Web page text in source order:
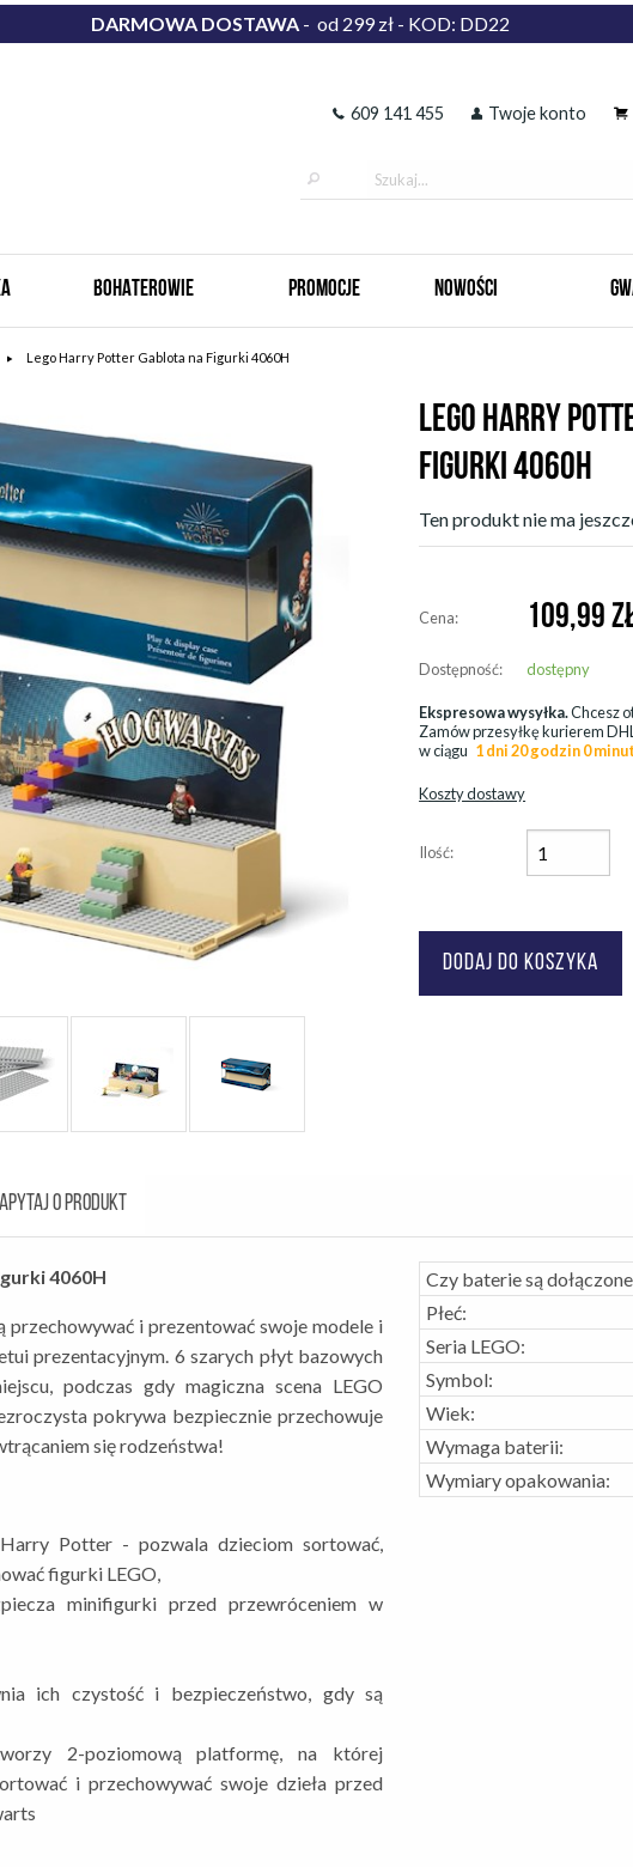
DARMOWA DOSTAWA - od 299 zł - KOD: DD22
609 141 455 Twoje konto
BOHATEROWIE PROMOCJE NOWOŚCI
Lego Harry Potter Gablota na Figurki 4060H
LEGO HARRY
FIGURKI 4060H
Ten produkt nie ma
Cena: 109,99
Dostępność: dostępny
Ekspresowa wysyłka.Chcesz
Zamów przesyłkę kurierem
w ciągu 1 dni 20 godzin 0
Koszty dostawy
Ilość:
O PRODUKT
4060H
i prezentować swoje modele i
prezentacyjnym. 6 szarych płyt bazowych
podczas gdy magiczna scena LEGO
pokrywa bezpiecznie przechowuje
się rodzeństwa!
Potter - pozwala dzieciom sortować,
figurki LEGO,
minifigurki przed przewróceniem w
ich czystość i bezpieczeństwo, gdy są
2-poziomową platformę, na której
i przechowywać swoje dzieła przed
Czy baterie są
Płeć:
Seria LEGO:
Symbol:
Wiek:
Wymaga baterii:
Wymiary opakowania: